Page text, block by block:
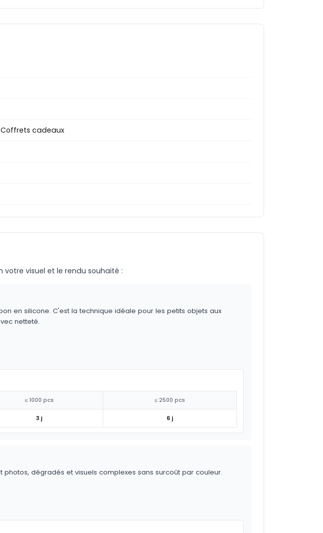
cadeaux
visuel et le rendu souhaité :
en silicone. C'est la technique idéale pour les petits objets aux
netteté.
≤ 1000 pcs ≤ 2500 pcs
3 j 6 j
dégradés et visuels complexes sans surcoût par couleur.